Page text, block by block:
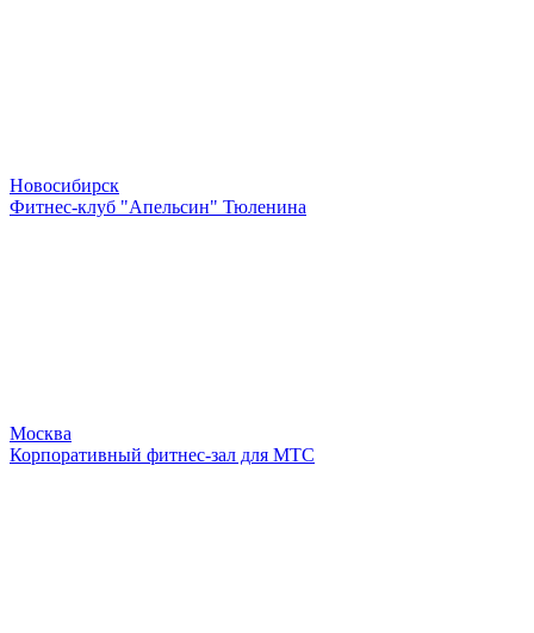
Новосибирск
Фитнес-клуб "Апельсин" Тюленина
Москва
Корпоративный фитнес-зал для МТС